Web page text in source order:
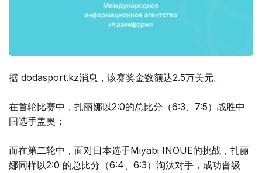
据 dodasport.kz消息，该赛奖金数额达2.5万美元。
在首轮比赛中，扎丽娜以2:0的总比分（6:3、7:5）战胜中
国选手盖奥；
而在第二轮中，面对日本选手Miyabi INOUE的挑战，扎丽
娜同样以2:0 的总比分（6:4、6:3）淘汰对手，成功晋级